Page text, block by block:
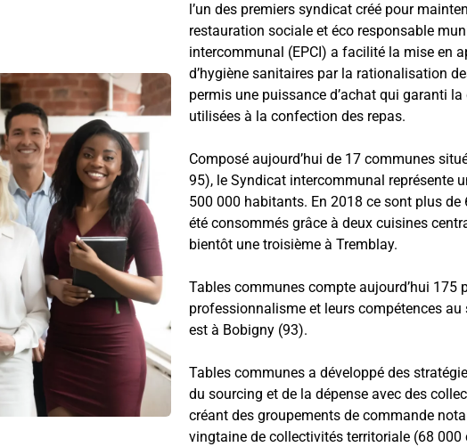
l’un des premiers syndicat créé pour
restauration sociale et éco responsable
intercommunal (EPCI) a facilité la mise en
d’hygiène sanitaires par la rationalisation
permis une puissance d’achat qui garanti
utilisées à la confection des repas.
Composé aujourd’hui de 17 communes
95), le Syndicat intercommunal représente
500 000 habitants. En 2018 ce sont plus
été consommés grâce à deux cuisines
bientôt une troisième à Tremblay.
Tables communes compte aujourd’hui 175
professionnalisme et leurs compétences
est à Bobigny (93).
Tables communes a développé des
du sourcing et de la dépense avec des
créant des groupements de commande
vingtaine de collectivités territoriale (68